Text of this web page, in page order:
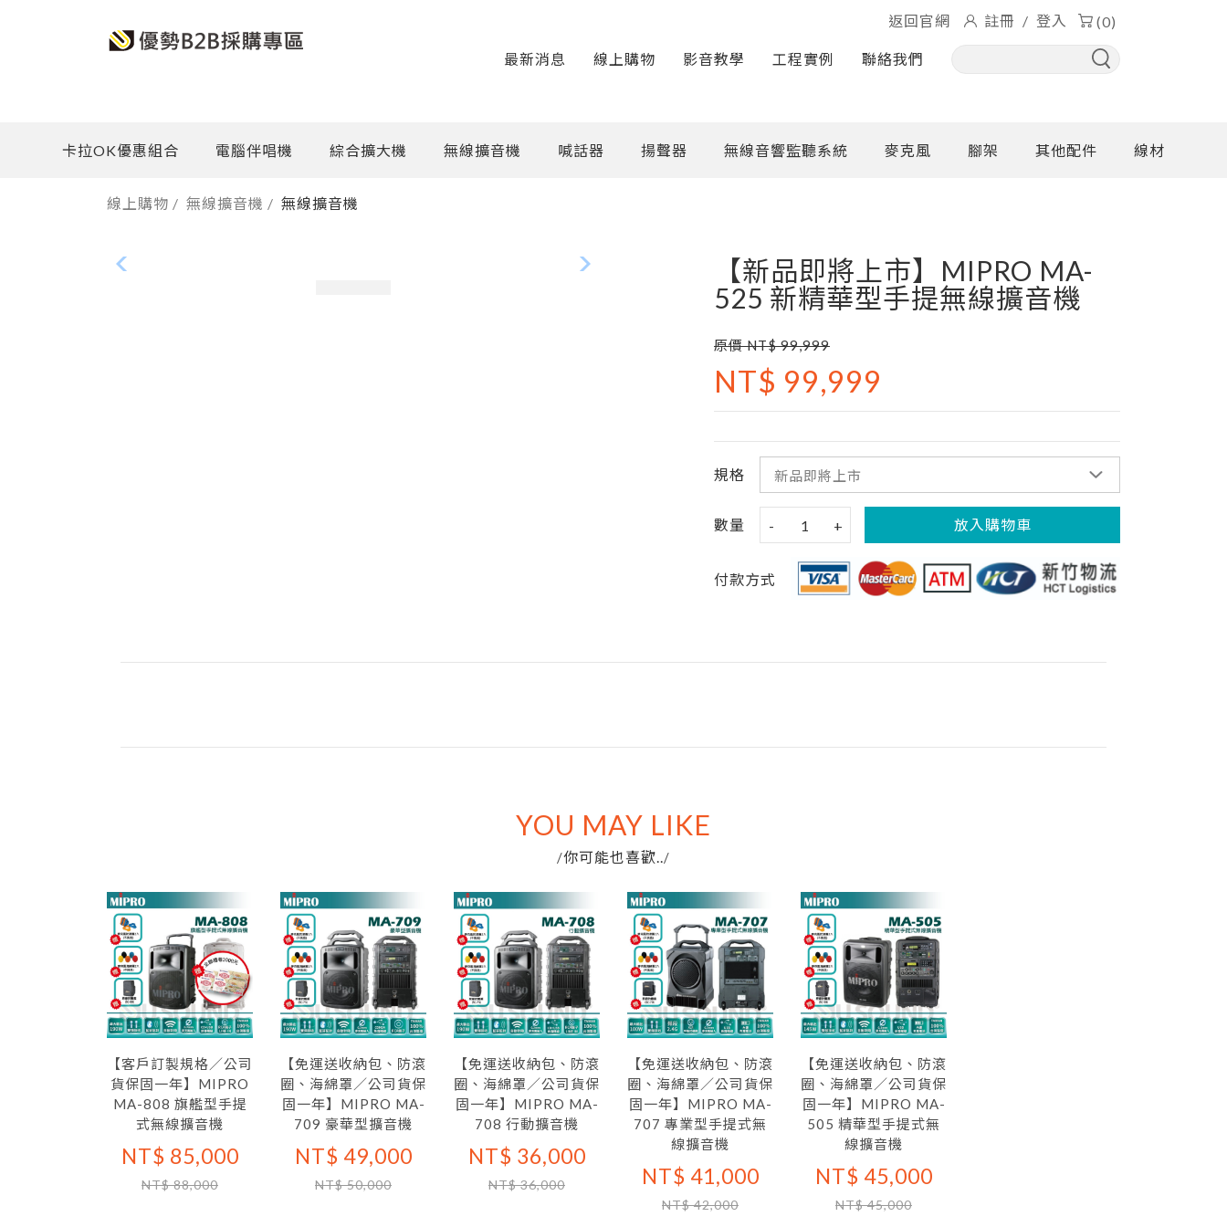
最新消息 線上購物 影音教學 工程實例 聯絡我們
返回官網 註冊 / 登入 (0)
卡拉OK優惠組合 電腦伴唱機 綜合擴大機 無線擴音機 喊話器 揚聲器 無線音響監聽系統 麥克風 腳架 其他配件 線材
線上購物 / 無線擴音機 / 無線擴音機
【新品即將上市】MIPRO MA-
525 新精華型手提無線擴音機
原價 NT$ 99,999
NT$ 99,999
規格
數量 - 1 + 放入購物車
付款方式
YOU MAY LIKE
/你可能也喜歡../
【客戶訂製規格／公司
貨保固一年】MIPRO
MA-808 旗艦型手提
式無線擴音機
NT$ 85,000
NT$ 88,000
【免運送收納包、防滾
圈、海綿罩／公司貨保
固一年】MIPRO MA-
709 豪華型擴音機
NT$ 49,000
NT$ 50,000
【免運送收納包、防滾
圈、海綿罩／公司貨保
固一年】MIPRO MA-
708 行動擴音機
NT$ 36,000
NT$ 36,000
【免運送收納包、防滾
圈、海綿罩／公司貨保
固一年】MIPRO MA-
707 專業型手提式無
線擴音機
NT$ 41,000
NT$ 42,000
【免運送收納包、防滾
圈、海綿罩／公司貨保
固一年】MIPRO MA-
505 精華型手提式無
線擴音機
NT$ 45,000
NT$ 45,000